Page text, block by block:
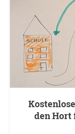
Kostenloser Schulbustransport in
den Hort